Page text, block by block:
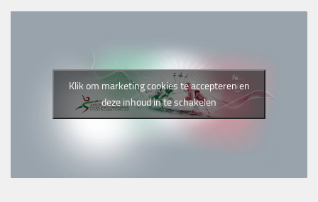
Klik om marketing cookies te accepteren en
deze inhoud in te schakelen